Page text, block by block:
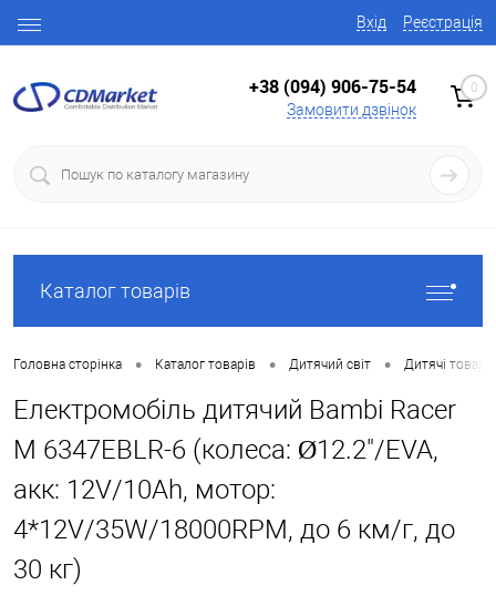
Вхід Реєстрація
+38 (094) 906-75-54
Замовити дзвінок
0
Каталог товарів
Головна сторінка • Каталог товарів • Дитячий світ • Дитячі
Електромобіль дитячий Bambi Racer
M 6347EBLR-6 (колеса: Ø12.2"/EVA,
акк: 12V/10Ah, мотор:
4*12V/35W/18000RPM, до 6 км/г, до
30 кг)